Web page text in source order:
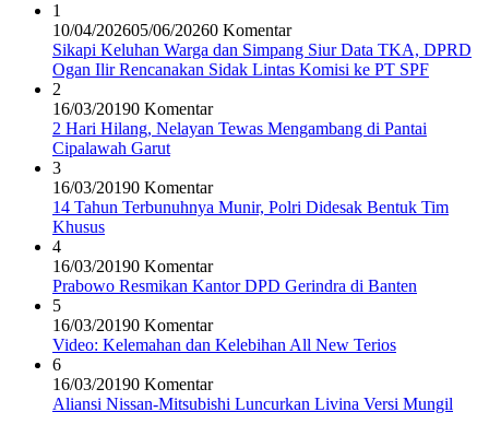
1
10/04/202605/06/20260 Komentar
Sikapi Keluhan Warga dan Simpang Siur Data TKA, DPRD
Ogan Ilir Rencanakan Sidak Lintas Komisi ke PT SPF
2
16/03/20190 Komentar
2 Hari Hilang, Nelayan Tewas Mengambang di Pantai
Cipalawah Garut
3
16/03/20190 Komentar
14 Tahun Terbunuhnya Munir, Polri Didesak Bentuk Tim
Khusus
4
16/03/20190 Komentar
Prabowo Resmikan Kantor DPD Gerindra di Banten
5
16/03/20190 Komentar
Video: Kelemahan dan Kelebihan All New Terios
6
16/03/20190 Komentar
Aliansi Nissan-Mitsubishi Luncurkan Livina Versi Mungil